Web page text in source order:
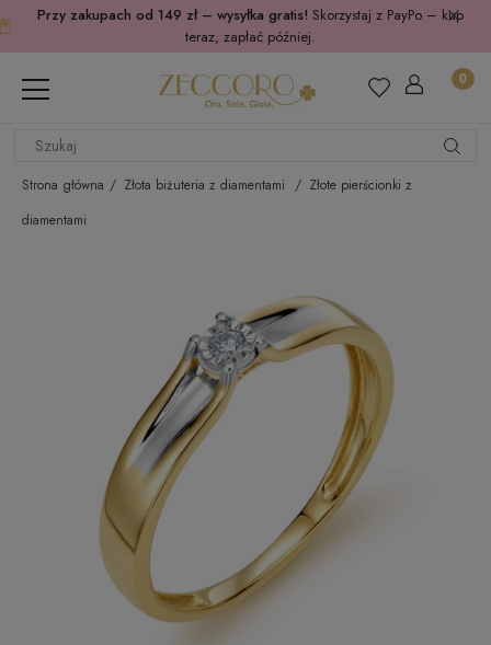
Przy zakupach od 149 zł – wysyłka gratis! Skorzystaj z PayPo – kup
teraz, zapłać później.
Strona główna Złota biżuteria z diamentami
Złote pierścionki z
diamentami